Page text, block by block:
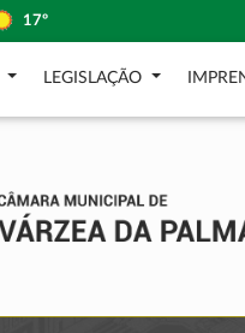
17º
LEGISLAÇÃO